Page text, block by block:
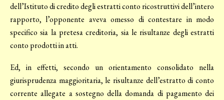
dell’Istituto di credito degli estratti conto ricostruttivi dell’intero
rapporto, l’opponente aveva omesso di contestare in modo
specifico sia la pretesa creditoria, sia le risultanze degli estratti
conto prodotti in atti.
Ed, in effetti, secondo un orientamento consolidato nella
giurisprudenza maggioritaria, le risultanze dell’estratto di conto
corrente allegate a sostegno della domanda di pagamento dei